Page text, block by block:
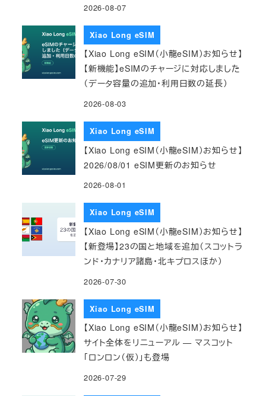
2026-08-07
Xiao Long eSIM
【Xiao Long eSIM（小龍eSIM）お知らせ】
【新機能】eSIMのチャージに対応しました
（データ容量の追加・利用日数の延長）
2026-08-03
Xiao Long eSIM
【Xiao Long eSIM（小龍eSIM）お知らせ】
2026/08/01 eSIM更新のお知らせ
2026-08-01
Xiao Long eSIM
【Xiao Long eSIM（小龍eSIM）お知らせ】
【新登場】23の国と地域を追加（スコットラ
ンド・カナリア諸島・北キプロスほか）
2026-07-30
Xiao Long eSIM
【Xiao Long eSIM（小龍eSIM）お知らせ】
サイト全体をリニューアル — マスコット
「ロンロン（仮）」も登場
2026-07-29